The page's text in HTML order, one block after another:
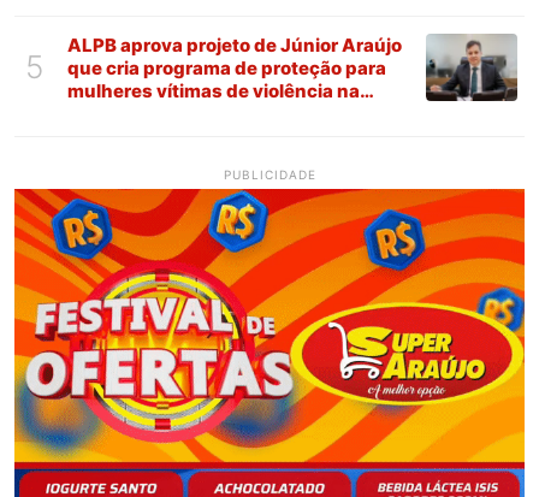
5
ALPB aprova projeto de Júnior Araújo
que cria programa de proteção para
mulheres vítimas de violência na
PUBLICIDADE